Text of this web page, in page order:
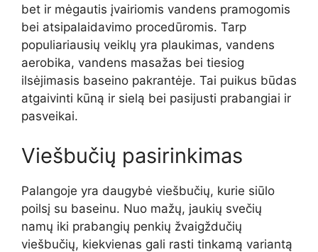
bet ir mėgautis įvairiomis vandens pramogomis
bei atsipalaidavimo procedūromis. Tarp
populiariausių veiklų yra plaukimas, vandens
aerobika, vandens masažas bei tiesiog
ilsėjimasis baseino pakrantėje. Tai puikus būdas
atgaivinti kūną ir sielą bei pasijusti prabangiai ir
pasveikai.
Viešbučių pasirinkimas
Palangoje yra daugybė viešbučių, kurie siūlo
poilsį su baseinu. Nuo mažų, jaukių svečių
namų iki prabangių penkių žvaigždučių
viešbučių, kiekvienas gali rasti tinkamą variantą